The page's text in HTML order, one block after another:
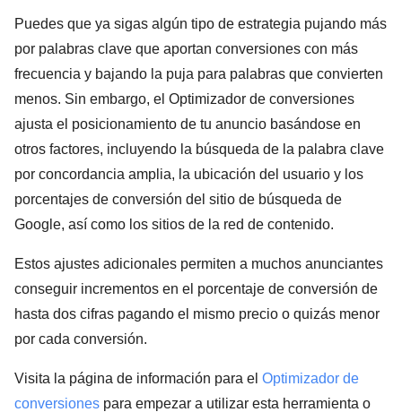
Puedes que ya sigas algún tipo de estrategia pujando más
por palabras clave que aportan conversiones con más
frecuencia y bajando la puja para palabras que convierten
menos. Sin embargo, el Optimizador de conversiones
ajusta el posicionamiento de tu anuncio basándose en
otros factores, incluyendo la búsqueda de la palabra clave
por concordancia amplia, la ubicación del usuario y los
porcentajes de conversión del sitio de búsqueda de
Google, así como los sitios de la red de contenido.
Estos ajustes adicionales permiten a muchos anunciantes
conseguir incrementos en el porcentaje de conversión de
hasta dos cifras pagando el mismo precio o quizás menor
por cada conversión.
Visita la página de información para el Optimizador de
conversiones para empezar a utilizar esta herramienta o